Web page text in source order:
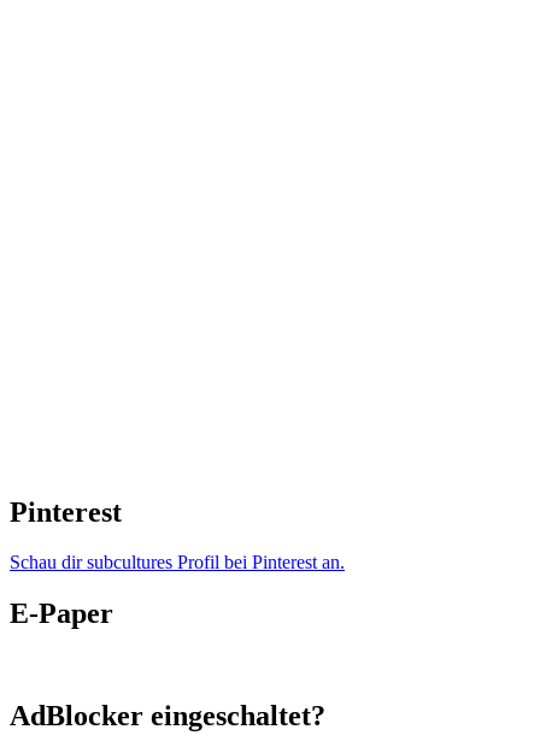
Pinterest
Schau dir subcultures Profil bei Pinterest an.
E-Paper
AdBlocker eingeschaltet?